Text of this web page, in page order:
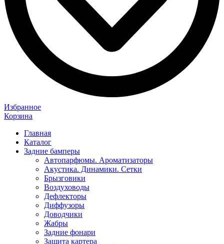
Избранное
Корзина
Главная
Каталог
Задние бамперы
Автопарфюмы. Ароматизаторы
Акустика. Динамики. Сетки
Брызговики
Воздуховоды
Дефлекторы
Диффузоры
Доводчики
Жабры
Задние фонари
Защита картера